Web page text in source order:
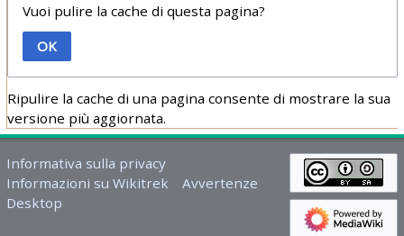
Vuoi pulire la cache di questa pagina?
OK
Ripulire la cache di una pagina consente di mostrare la sua
versione più aggiornata.
Informativa sulla privacy
Informazioni su Wikitrek
Avvertenze
Desktop